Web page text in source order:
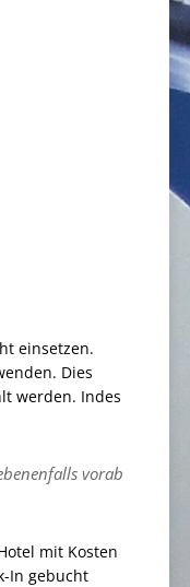
einsetzen.
Dies
werden. Indes
vorab
mit Kosten
In gebucht